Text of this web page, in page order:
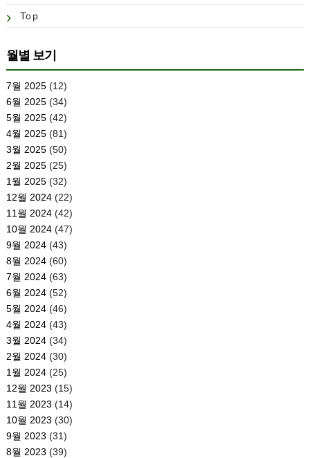
Top
월별 보기
7월 2025(12)
6월 2025(34)
5월 2025(42)
4월 2025(81)
3월 2025(50)
2월 2025(25)
1월 2025(32)
12월 2024(22)
11월 2024(42)
10월 2024(47)
9월 2024(43)
8월 2024(60)
7월 2024(63)
6월 2024(52)
5월 2024(46)
4월 2024(43)
3월 2024(34)
2월 2024(30)
1월 2024(25)
12월 2023 (15)
11월 2023 (14)
10월 2023 (30)
9월 2023 (31)
8월 2023 (39)